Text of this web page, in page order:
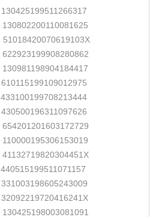
130425199511266317
130802200110081625
51018420070619103X
622923199908280862
130981198904184417
610115199109012975
433100199708213444
430500196311097626
654201201603172729
110000195306153019
41132719820304451X
440515199511071157
331003198605243009
32092219720416241X
130425198003081091